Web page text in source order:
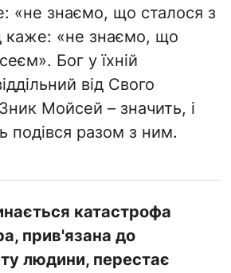
«не знаємо, що сталося з
каже: «не знаємо, що
Бог у їхній
від Свого
Мойсей – значить, і
подівся разом з ним.
катастрофа
прив'язана до
людини, перестає